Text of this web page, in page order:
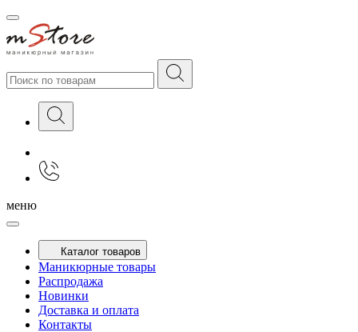
меню
Каталог товаров
Маникюрные товары
Распродажа
Новинки
Доставка и оплата
Контакты